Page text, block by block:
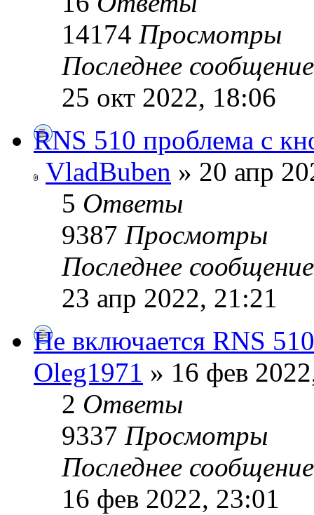
14174 Просмотры
Последнее
25 окт 2022, 18:06
RNS 510 проблема с
VladBuben » 20 апр
5 Ответы
9387 Просмотры
Последнее
23 апр 2022, 21:21
Не включается RNS 510
Oleg1971 » 16 фев
2 Ответы
9337 Просмотры
Последнее
16 фев 2022, 23:01